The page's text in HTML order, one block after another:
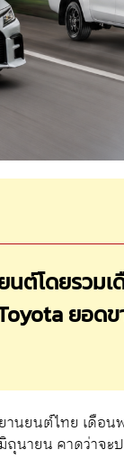
ต์โดยรวม
ยอด
นยนต์ไทย เดือ
ถุนายน คาดว่าจ